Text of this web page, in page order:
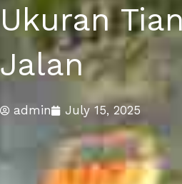
Ukuran
Jalan
admin July 15, 2025